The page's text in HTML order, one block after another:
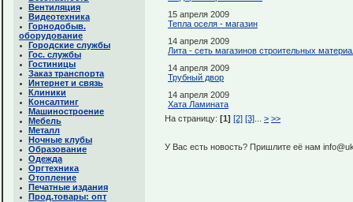
Вентиляция
Видеотехника
Горнодобыв.
оборудование
Городские службы
Гос. службы
Гостиницы
Заказ транспорта
Интернет и связь
Клиники
Консалтинг
Машиностроение
Мебель
Металл
Ночные клубы
Образование
Одежда
Оргтехника
Отопление
Печатные издания
Прод.товары: опт
15 апреля 2009
Тепла оселя - магазин
14 апреля 2009
Лита - сеть магазинов строительных
14 апреля 2009
Трубный двор
14 апреля 2009
Хата Ламината
На страницу: [1] [2] [3] > >>
У Вас есть новость? Пришлите её нам